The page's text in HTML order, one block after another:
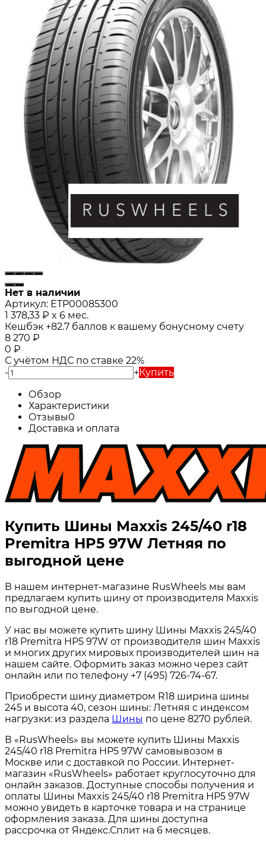
Нет в наличии
Артикул: ETP00085300
1 378,33 ₽ x 6 мес.
Кешбэк +82.7 баллов к вашему бонусному счету
8 270 ₽
0 ₽
С учётом НДС по ставке 22%
-
+Купить
Обзор
Характеристики
Отзывы0
Доставка и оплата
Купить Шины Maxxis 245/40 r18
Premitra HP5 97W Летняя по
выгодной цене
В нашем интернет-магазине RusWheels мы вам
предлагаем купить шину от производителя Maxxis
по выгодной цене.
У нас вы можете купить шину Шины Maxxis 245/40
r18 Premitra HP5 97W от производителя шин Maxxis
и многих других мировых производителей шин на
нашем сайте. Оформить заказ можно через сайт
онлайн или по телефону +7 (495) 726-74-67.
Приобрести шину диаметром R18 ширина шины
245 и высота 40, сезон шины: Летняя с индексом
нагрузки: из раздела Шины по цене 8270 рублей.
В «RusWheels» вы можете купить Шины Maxxis
245/40 r18 Premitra HP5 97W самовывозом в
Москве или с доставкой по России. Интернет-
магазин «RusWheels» работает круглосуточно для
онлайн заказов. Доступные способы получения и
оплаты Шины Maxxis 245/40 r18 Premitra HP5 97W
можно увидеть в карточке товара и на странице
оформления заказа. Для шины доступна
рассрочка от Яндекс.Сплит на 6 месяцев.